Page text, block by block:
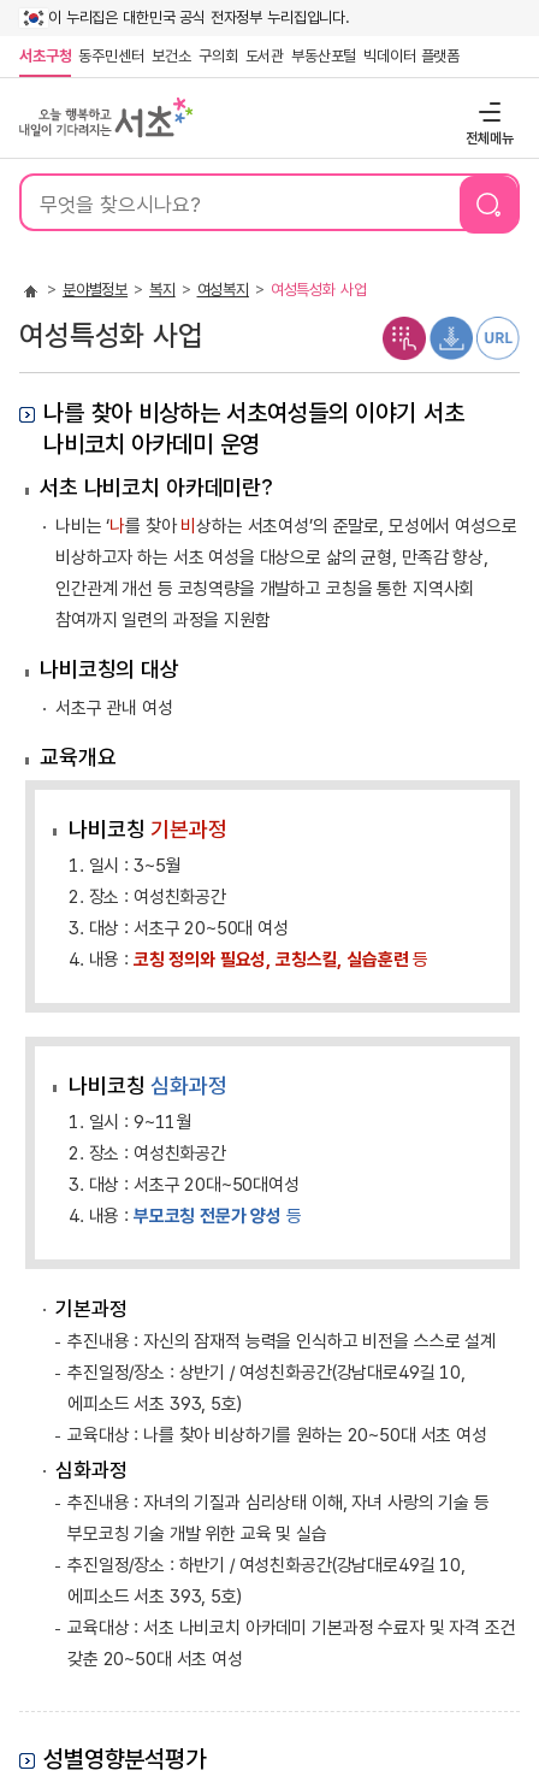
이 누리집은 대한민국 공식 전자정부 누리집입니다.
서초구청 동주민센터 보건소 구의회 도서관 부동산포털 빅데이터 플랫폼
전체메뉴
통
검
분야별정보 복지 여성복지 여성특성화 사업
여성특성화 사업
나를 찾아 비상하는 서초여성들의 이야기 서초
나비코치 아카데미 운영
서초 나비코치 아카데미란?
나비는 ‘나를 찾아비상하는 서초여성’의 준말로, 모성에서 여성으로
비상하고자 하는 서초 여성을 대상으로 삶의 균형, 만족감 향상,
인간관계 개선 등 코칭역량을 개발하고 코칭을 통한 지역사회
참여까지 일련의 과정을 지원함
나비코칭의 대상
서초구 관내 여성
교육개요
나비코칭 기본과정
1. 일시 : 3~5월
2. 장소 : 여성친화공간
3. 대상 : 서초구 20~50대 여성
4. 내용 : 코칭 정의와 필요성, 코칭스킬, 실습훈련 등
나비코칭심화과정
1. 일시 : 9~11월
2. 장소 : 여성친화공간
3. 대상 : 서초구 20대~50대여성
4. 내용 : 부모코칭 전문가 양성 등
기본과정
추진내용 : 자신의 잠재적 능력을 인식하고 비전을 스스로 설계
추진일정/장소 : 상반기 / 여성친화공간(강남대로49길 10,
에피소드 서초 393, 5호)
교육대상 : 나를 찾아 비상하기를 원하는 20~50대 서초 여성
심화과정
추진내용 : 자녀의 기질과 심리상태 이해, 자녀 사랑의 기술 등
부모코칭 기술 개발 위한 교육 및 실습
추진일정/장소 : 하반기 / 여성친화공간(강남대로49길 10,
에피소드 서초 393, 5호)
교육대상 : 서초 나비코치 아카데미 기본과정 수료자 및 자격 조건
갖춘 20~50대 서초 여성
성별영향분석평가